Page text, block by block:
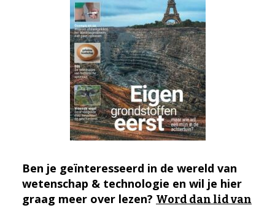
Ben je geïnteresseerd in de wereld van
wetenschap & technologie en wil je hier
graag meer over lezen? Word dan lid van